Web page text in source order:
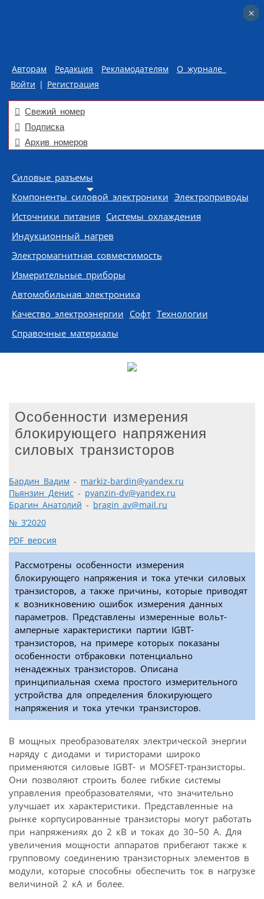
Авторам Редакция Рекламодателям
О журнале
Войти | Регистрация
Свежий номер
Подписка
Архив номеров
Skip to content
Силовые разъемы
Компоненты силовой электроники Электроприводы
Источники питания Системы охлаждения
Индукционный нагрев
Электромагнитная совместимость
Измерительные приборы
Автомобильная электроника
Качество электроэнергии Софт Технологии
Справочные материалы
Особенности измерения
блокирующего напряжения
силовых транзисторов
Бардин Вадим - markiz-bardin@yandex.ru
Пьянзин Денис - pyanzin-dv@yandex.ru
Брагин Анатолий - bragin_av@mail.ru
№ 3’2020
PDF версия
Рассмотрены особенности измерения
блокирующего напряжения и тока утечки силовых
транзисторов, а также причины, которые приводят
к возникновению ошибок измерения данных
параметров. Представлены измеренные вольт-
амперные характеристики партии IGBT-
транзисторов, на примере которых показаны
особенности отбраковки потенциально
ненадежных транзисторов. Описана
принципиальная схема простого измерительного
устройства для определения блокирующего
напряжения и тока утечки транзисторов.
В мощных преобразователях электрической энергии
наряду с диодами и тиристорами широко
применяются силовые IGBT- и MOSFET-транзисторы.
Они позволяют строить более гибкие системы
управления преобразователями, что значительно
улучшает их характеристики. Представленные на
рынке корпусированные транзисторы могут работать
при напряжениях до 2 кВ и токах до 30–50 А. Для
увеличения мощности аппаратов прибегают также к
групповому соединению транзисторных элементов в
модули, которые способны обеспечить ток в нагрузке
величиной 2 кА и более.
×
×